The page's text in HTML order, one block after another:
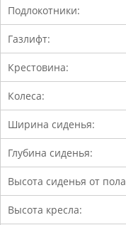
Подлокотники:
Газлифт:
Крестовина:
Колеса:
Ширина сиденья:
Глубина сиденья:
Высота сиденья от
Высота кресла: